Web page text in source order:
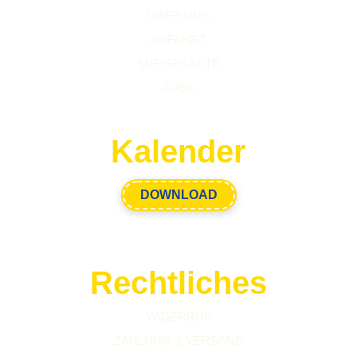
Kalender
DOWNLOAD
Rechtliches